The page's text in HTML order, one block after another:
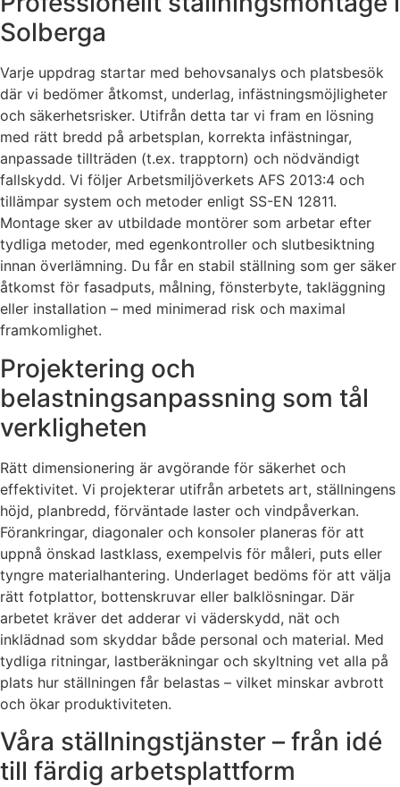
Solberga
Varje uppdrag startar med behovsanalys och platsbesök
där vi bedömer åtkomst, underlag, infästningsmöjligheter
och säkerhetsrisker. Utifrån detta tar vi fram en lösning
med rätt bredd på arbetsplan, korrekta infästningar,
anpassade tillträden (t.ex. trapptorn) och nödvändigt
fallskydd. Vi följer Arbetsmiljöverkets AFS 2013:4 och
tillämpar system och metoder enligt SS-EN 12811.
Montage sker av utbildade montörer som arbetar efter
tydliga metoder, med egenkontroller och slutbesiktning
innan överlämning. Du får en stabil ställning som ger säker
åtkomst för fasadputs, målning, fönsterbyte, takläggning
eller installation – med minimerad risk och maximal
framkomlighet.
Projektering och
belastningsanpassning som tål
verkligheten
Rätt dimensionering är avgörande för säkerhet och
effektivitet. Vi projekterar utifrån arbetets art, ställningens
höjd, planbredd, förväntade laster och vindpåverkan.
Förankringar, diagonaler och konsoler planeras för att
uppnå önskad lastklass, exempelvis för måleri, puts eller
tyngre materialhantering. Underlaget bedöms för att välja
rätt fotplattor, bottenskruvar eller balklösningar. Där
arbetet kräver det adderar vi väderskydd, nät och
inklädnad som skyddar både personal och material. Med
tydliga ritningar, lastberäkningar och skyltning vet alla på
plats hur ställningen får belastas – vilket minskar avbrott
och ökar produktiviteten.
Våra ställningstjänster – från idé
till färdig arbetsplattform